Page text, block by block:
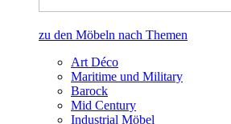
zu den Möbeln nach Themen
Art Déco
Maritime und Military
Barock
Mid Century
Industrial Möbel